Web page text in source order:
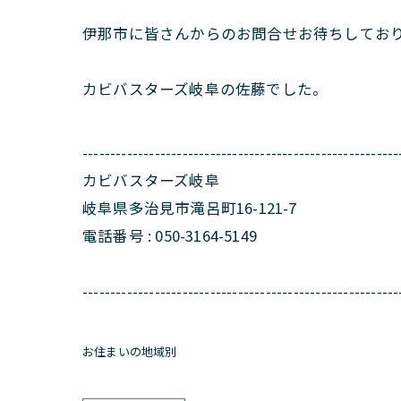
伊那市に皆さんからのお問合せお待ちしており
カビバスターズ岐阜の佐藤でした。
カビバスターズ岐阜
岐阜県多治見市滝呂町16-121-7
電話番号 : 050-3164-5149
お住まいの地域別